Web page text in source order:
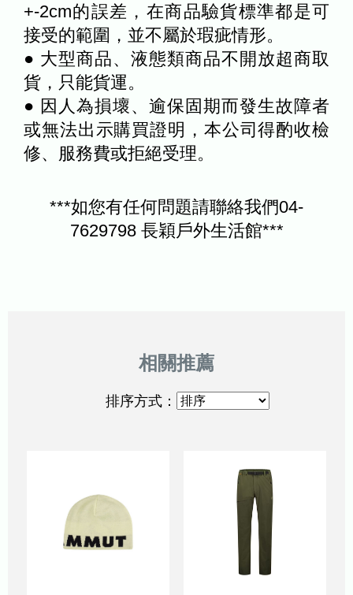
+-2cm的誤差，在商品驗貨標準都是可
接受的範圍，並不屬於瑕疵情形。
● 大型商品、液態類商品不開放超商取
貨，只能貨運。
● 因人為損壞、逾保固期而發生故障者
或無法出示購買證明，本公司得酌收檢
修、服務費或拒絕受理。
***如您有任何問題請聯絡我們04-
7629798 長穎戶外生活館***
排序方式：